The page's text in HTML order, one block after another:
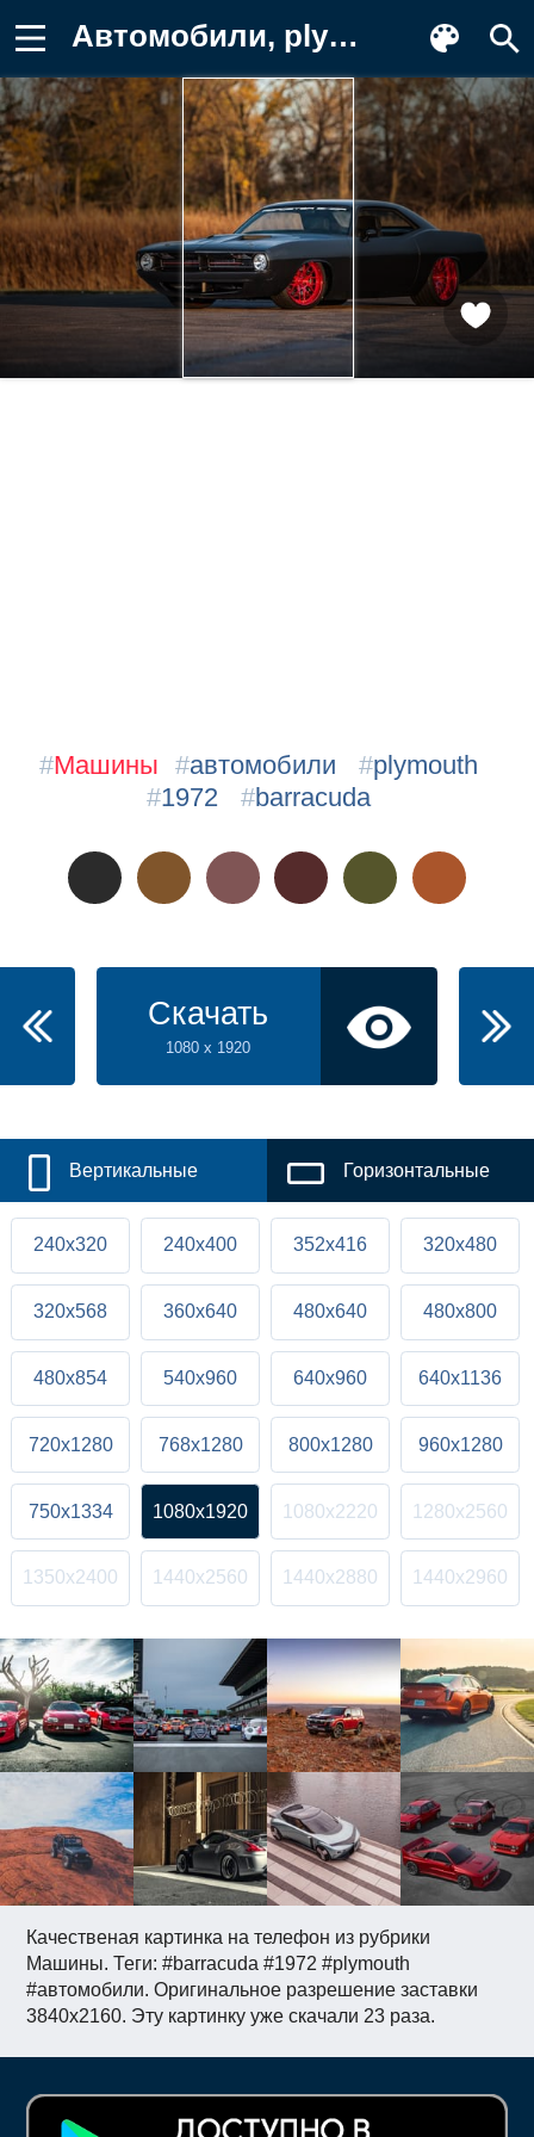
Автомобили, plymouth, 1972, barracuda Фон для телефона
Качественая картинка на телефон из рубрики
Машины. Теги: #barracuda #1972 #plymouth
#автомобили. Оригинальное разрешение заставки
3840x2160. Эту картинку уже скачали 23 раза.
#Машины #автомобили #plymouth
#1972 #barracuda
Скачать
1080 x 1920
Вертикальные Горизонтальные
240x320 240x400 352x416 320x480
320x568 360x640 480x640 480x800
480x854 540x960 640x960 640x1136
720x1280 768x1280 800x1280 960x1280
750x1334 1080x1920 1080x2220 1280x2560
1350x2400 1440x2560 1440x2880 1440x2960